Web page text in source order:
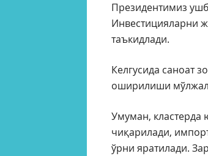
Президентимиз
Инвестицияларни
таъкидлади.
Келгусида саноат
оширилиши
Умуман,
чиқарилади,
ўрни яратилади.